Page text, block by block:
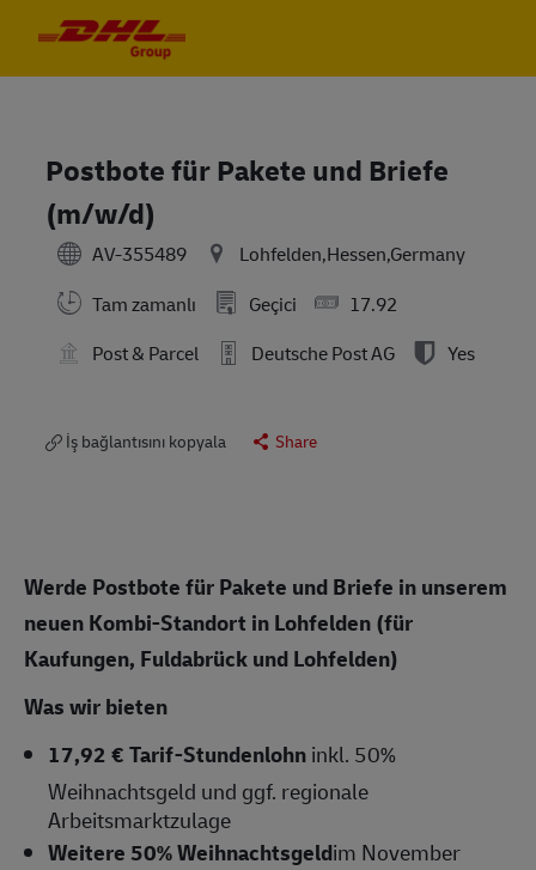
Postbote für Pakete und Briefe
(m/w/d)
AV-355489
Lohfelden,Hessen,Germany
Tam zamanlı
Geçici
17.92
Post & Parcel
Deutsche Post AG Yes
İş bağlantısını kopyala Share
Werde Postbote für Pakete und Briefe in unserem
neuen Kombi-Standort in Lohfelden (für
Kaufungen, Fuldabrück und Lohfelden)
Was wir bieten
17,92 € Tarif-Stundenlohninkl. 50%
Weihnachtsgeld und ggf. regionale
Arbeitsmarktzulage
Weitere 50% Weihnachtsgeldim November